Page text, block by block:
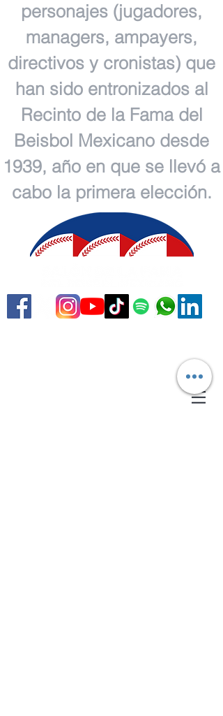
personajes (jugadores,
managers, ampayers,
directivos y cronistas) que
han sido entronizados al
Recinto de la Fama del
Beisbol Mexicano desde
1939, año en que se llevó a
cabo la primera elección.